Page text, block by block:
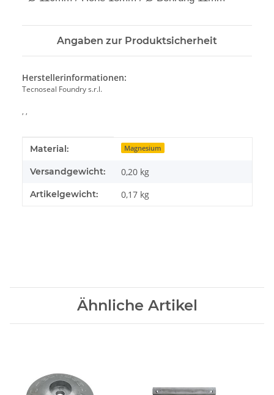
Angaben zur Produktsicherheit
Herstellerinformationen:
Tecnoseal Foundry s.r.l.
, ,
Produkteigenschaft
Wert
Material: Magnesium
Versandgewicht: 0,20 kg
Artikelgewicht: 0,17 kg
Ähnliche Artikel